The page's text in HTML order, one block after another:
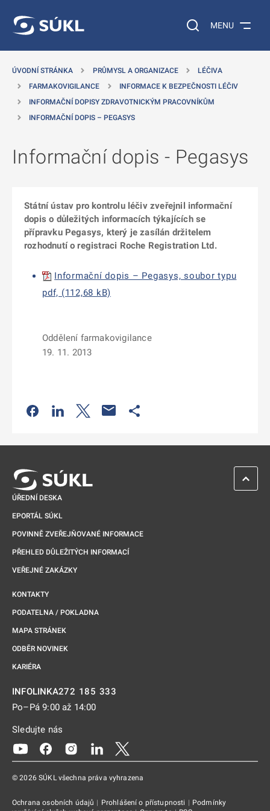
Vyhledávání na
MENU
ÚVODNÍ STRÁNKA PRŮMYSL A ORGANIZACE
LÉČIVA
FARMAKOVIGILANCE
INFORMACE K BEZPEČNOSTI LÉČIV
INFORMAČNÍ DOPISY ZDRAVOTNICKÝM PRACOVNÍKŮM
INFORMAČNÍ DOPIS – PEGASYS
Informační dopis - Pegasys
Státní ústav pro kontrolu léčiv zveřejnil informační
dopis o důležitých informacích týkajících se
přípravku Pegasys, který je zasílán držitelem
rozhodnutí o registraci Roche Registration Ltd.
Informační dopis – Pegasys, soubor typu
pdf, (112,68 kB)
Oddělení farmakovigilance
19. 11. 2013
Odkaz se otevře na nové kartě
Odkaz se otevře na nové kartě
Odkaz se otevře na nové kartě
ÚŘEDNÍ DESKA
EPORTÁL SÚKL
POVINNĚ ZVEŘEJŇOVANÉ INFORMACE
PŘEHLED DŮLEŽITÝCH INFORMACÍ
VEŘEJNÉ ZAKÁZKY
KONTAKTY
PODATELNA / POKLADNA
MAPA STRÁNEK
ODBĚR NOVINEK
KARIÉRA
INFOLINKA272 185 333
Po–Pá 9:00 až 14:00
Sledujte nás
Odkaz se otevře na nové kartě
Odkaz se otevře na nové kartě
Odkaz se otevře na nové kartě
Odkaz se otevře na nové kartě
© 2026 SÚKL všechna práva vyhrazena
Ochrana osobních údajů | Prohlášení o přístupnosti | Podmínky
ZPĚT